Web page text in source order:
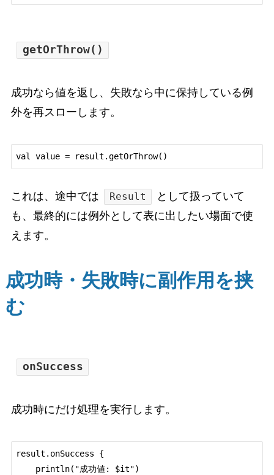
getOrThrow()
成功なら値を返し、失敗なら中に保持している例
外を再スローします。
これは、途中では Result
として扱っていて
も、最終的には例外として表に出したい場面で使
えます。
成功時・失敗時に副作用を挟
む
onSuccess
成功時にだけ処理を実行します。
result.onSuccess {